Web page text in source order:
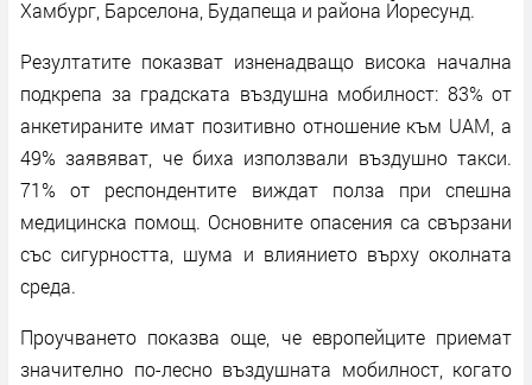
Хамбург, Барселона, Будапеща и района Йоресунд.
Резултатите показват изненадващо висока начална
подкрепа за градската въздушна мобилност: 83% от
анкетираните имат позитивно отношение към UAM, a
49% заявяват, че биха използвали въздушно такси.
71% от респондентите виждат полза при спешна
медицинска помощ. Основните опасения са свързани
със сигурността, шума и влиянието върху околната
среда.
Проучването показва още, че европейците приемат
значително по-лесно въздушната мобилност, когато